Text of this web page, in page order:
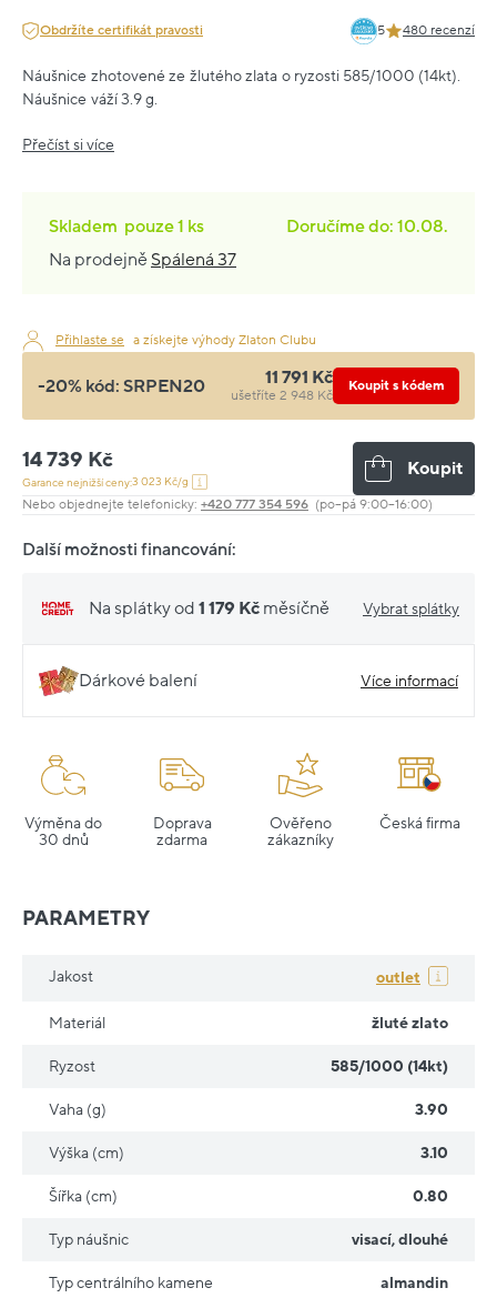
Obdržíte certifikát pravosti 5 480 recenzí
Náušnice zhotovené ze žlutého zlata o ryzosti 585/1000 (14kt).
Náušnice váží 3.9 g.
Přečíst si více
Skladem pouze1 ks
Doručíme do: 10.08.
Na prodejně Spálená 37
Přihlaste se a získejte výhody Zlaton Clubu
-20% kód: SRPEN20 11 791 Kč
ušetříte 2 948 Kč
Koupit s kódem
14 739 Kč
Garance nejnižší ceny:3 023 Kč/g
Koupit
Nebo objednejte telefonicky: +420 777 354 596 (po–pá 9:00–16:00)
Další možnosti financování:
Na splátky od 1 179 Kč měsíčně Vybrat splátky
Dárkové balení Více informací
Výměna do
30 dnů
Doprava
zdarma
Ověřeno
zákazníky
Česká firma
PARAMETRY
Jakost outlet
Materiál žluté zlato
Ryzost 585/1000 (14kt)
Vaha (g) 3.90
Výška (cm) 3.10
Šířka (cm) 0.80
Typ náušnic visací, dlouhé
Typ centrálního kamene almandin